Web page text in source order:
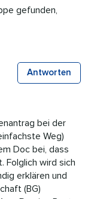
gefunden,
Antworten
bei der
Weg)
Doc bei, dass
Folglich wird sich
erklären und
(BG)